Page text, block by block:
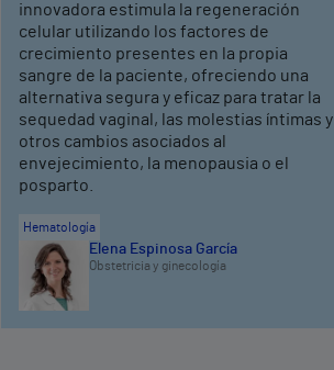
innovadora estimula la regeneración
celular utilizando los factores de
crecimiento presentes en la propia
sangre de la paciente, ofreciendo una
alternativa segura y eficaz para tratar la
sequedad vaginal, las molestias íntimas y
otros cambios asociados al
envejecimiento, la menopausia o el
posparto.
Hematología
Elena Espinosa García
Obstetricia y ginecología